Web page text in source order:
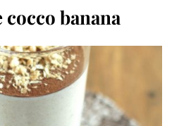
banana